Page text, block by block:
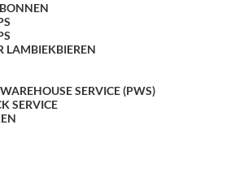
LAMBIEKBIEREN
SERVICE (PWS)
SERVICE